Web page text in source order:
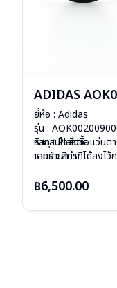
ADIDAS
ยี่ห้อ : Adidas
รุ่น :
วัสดุ : Plastic
เลนส์ : สีดำ
น้ำหนัก : 26 กรัม
แว่น
หากสนใจสั่งชื้อแว่นต
จากรายการที่ได้ลงไ
฿6,500.00